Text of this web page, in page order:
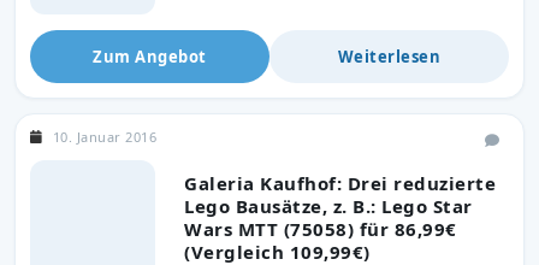
Zum Angebot Weiterlesen
Galeria Kaufhof: Drei reduzierte
Lego Bausätze, z. B.: Lego Star
Wars MTT (75058) für 86,99€
(Vergleich 109,99€)
10. Januar 2016